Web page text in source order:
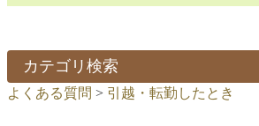
カテゴリ検索
よくある質問 > 引越・転勤したとき